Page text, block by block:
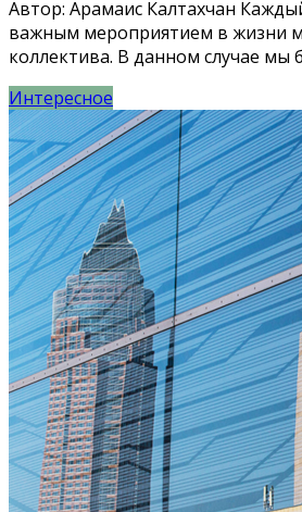
Автор: Арамаис Калтахчан
важным мероприятием в жизни
коллектива. В данном случае мы
Интересное